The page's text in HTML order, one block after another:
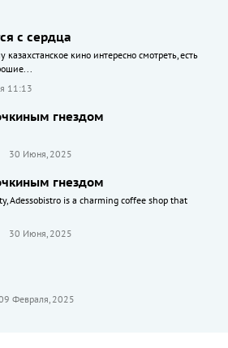
с сердца
казахстанское кино интересно смотреть, есть
11:13
гнездом
30 Июня, 2025
гнездом
Adessobistro is a charming coffee shop that
30 Июня, 2025
Февраля, 2025